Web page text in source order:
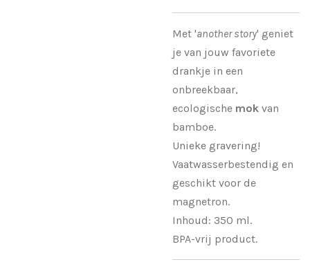
Met 'another story' geniet
je van jouw favoriete
drankje in een
onbreekbaar,
ecologische mok van
bamboe.
Unieke gravering!
Vaatwasserbestendig en
geschikt voor de
magnetron.
Inhoud: 350 ml.
BPA-vrij product.